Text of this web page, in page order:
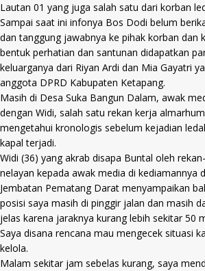
Lautan 01 yang juga salah satu dari korban
Sampai saat ini infonya Bos Dodi belum
dan tanggung jawabnya ke pihak korban dan
bentuk perhatian dan santunan didapatkan
keluarganya dari Riyan Ardi dan Mia Gayatri
anggota DPRD Kabupaten Ketapang.
Masih di Desa Suka Bangun Dalam, awak
dengan Widi, salah satu rekan kerja
mengetahui kronologis sebelum kejadian
kapal terjadi.
Widi (36) yang akrab disapa Buntal oleh
nelayan kepada awak media di kediamannya
Jembatan Pematang Darat menyampaikan
posisi saya masih di pinggir jalan dan masih
jelas karena jaraknya kurang lebih sekitar 50
Saya disana rencana mau mengecek situasi
kelola.
Malam sekitar jam sebelas kurang, saya